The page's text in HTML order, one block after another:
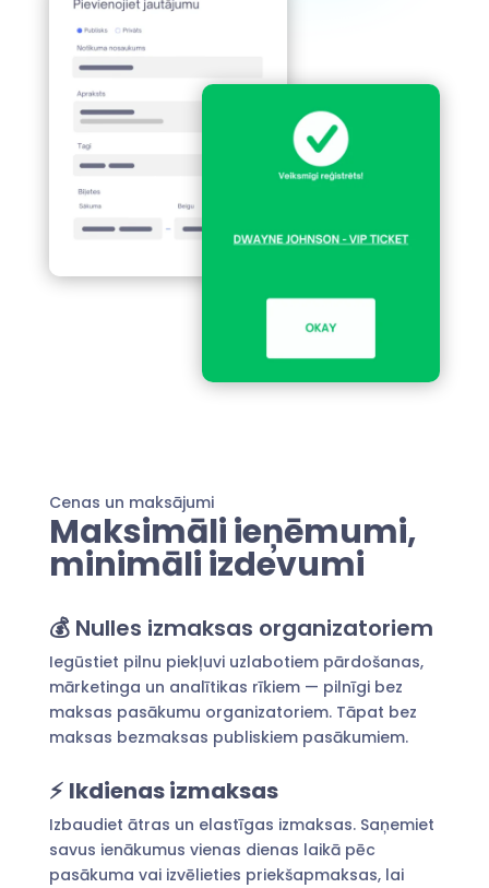
Cenas un maksājumi
Maksimāli ieņēmumi,
minimāli izdevumi
💰 Nulles izmaksas organizatoriem
Iegūstiet pilnu piekļuvi uzlabotiem pārdošanas,
mārketinga un analītikas rīkiem — pilnīgi bez
maksas pasākumu organizatoriem. Tāpat bez
maksas bezmaksas publiskiem pasākumiem.
⚡ Ikdienas izmaksas
Izbaudiet ātras un elastīgas izmaksas. Saņemiet
savus ienākumus vienas dienas laikā pēc
pasākuma vai izvēlieties priekšapmaksas, lai